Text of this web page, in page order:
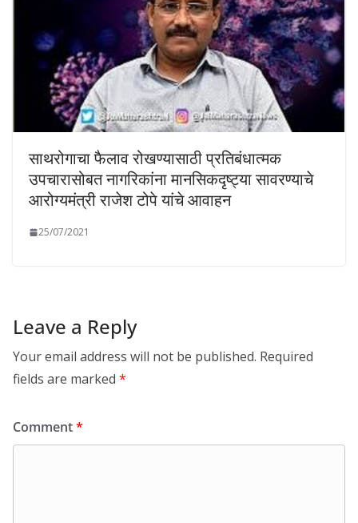
साथरोगाचा फैलाव रोखण्यासाठी प्रतिबंधात्मक
उपचारासोबत नागरिकांना मानसिकदृष्ट्या सावरण्याचे
आरोग्यमंत्री राजेश टोपे यांचे आवाहन
25/07/2021
Leave a Reply
Your email address will not be published. Required
fields are marked *
Comment*